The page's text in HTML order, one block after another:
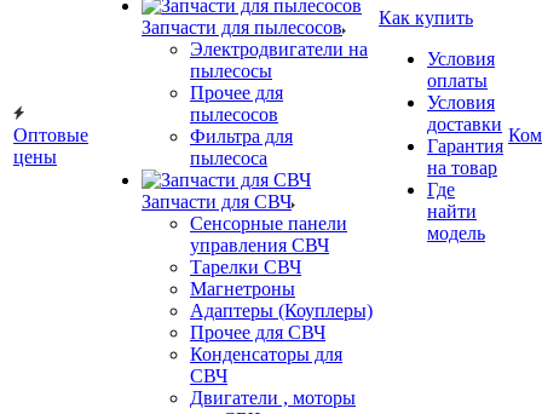
Оптовые
цены
Запчасти для пылесосов
Электродвигатели на
пылесосы
Прочее для
пылесосов
Фильтра для
пылесоса
Запчасти для СВЧ
Сенсорные панели
управления СВЧ
Тарелки СВЧ
Магнетроны
Адаптеры (Коуплеры)
Прочее для СВЧ
Конденсаторы для
СВЧ
Двигатели , моторы
Как купить
Условия
оплаты
Условия
доставки
Гарантия
на товар
Где
найти
модель